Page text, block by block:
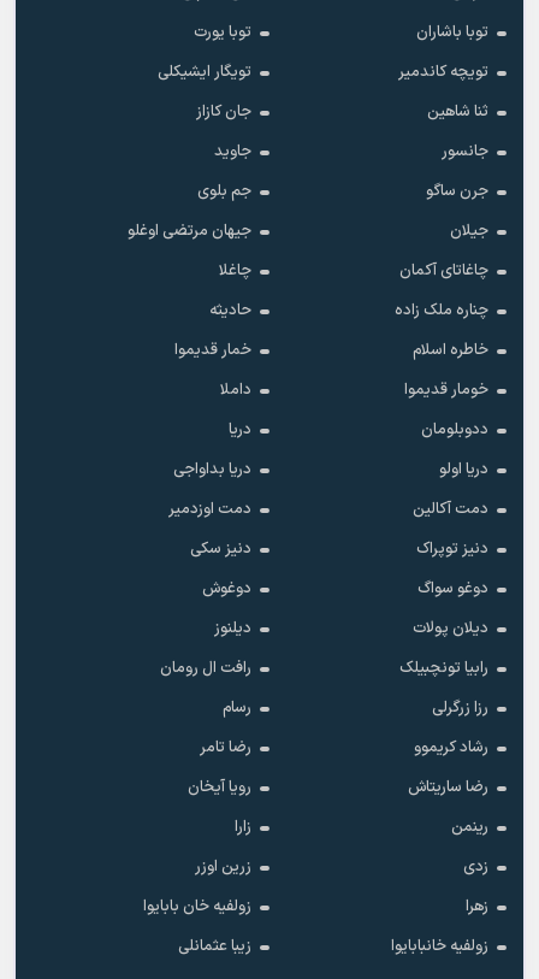
توبا باشاران
توبا یورت
تویچه کاندمیر
تویگار ایشیکلی
ثنا شاهین
جان کازاز
جانسور
جاوید
جرن ساگو
جم بلوی
جیلان
جیهان مرتضی اوغلو
چاغاتای آکمان
چاغلا
چناره ملک زاده
حادیثه
خاطره اسلام
خمار قدیموا
خومار قدیموا
داملا
ددوبلومان
دریا
دریا اولو
دریا بداواجی
دمت آکالین
دمت اوزدمیر
دنیز توپراک
دنیز سکی
دوغو سواگ
دوغوش
دیلان پولات
دیلنوز
رابیا تونچبیلک
رافت ال رومان
رزا زرگرلی
رسام
رشاد کریموو
رضا تامر
رضا ساریتاش
رویا آیخان
رینمن
زارا
زدی
زرین اوزر
زهرا
زولفیه خان بابایوا
زولفیه خانبابایوا
زیبا عثمانلی